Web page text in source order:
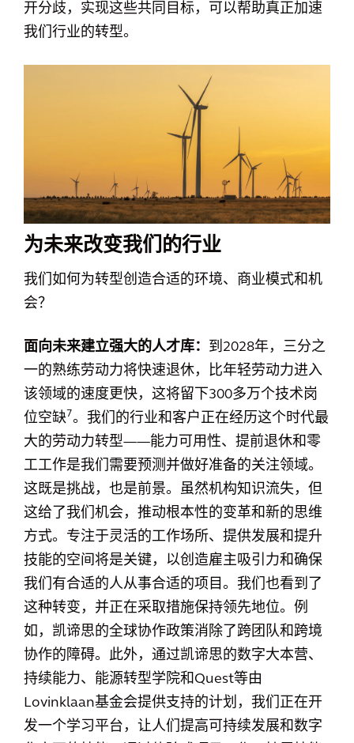
开分歧，实现这些共同目标，可以帮助真正加速
我们行业的转型。
为未来改变我们的行业
我们如何为转型创造合适的环境、商业模式和机
会？
面向未来建立强大的人才库： 到2028年，三分之
一的熟练劳动力将快速退休，比年轻劳动力进入
该领域的速度更快，这将留下300多万个技术岗
位空缺7。我们的行业和客户正在经历这个时代最
大的劳动力转型——能力可用性、提前退休和零
工工作是我们需要预测并做好准备的关注领域。
这既是挑战，也是前景。虽然机构知识流失，但
这给了我们机会，推动根本性的变革和新的思维
方式。专注于灵活的工作场所、提供发展和提升
技能的空间将是关键，以创造雇主吸引力和确保
我们有合适的人从事合适的项目。我们也看到了
这种转变，并正在采取措施保持领先地位。例
如，凯谛思的全球协作政策消除了跨团队和跨境
协作的障碍。此外，通过凯谛思的数字大本营、
持续能力、能源转型学院和Quest等由
Lovinklaan基金会提供支持的计划，我们正在开
发一个学习平台，让人们提高可持续发展和数字